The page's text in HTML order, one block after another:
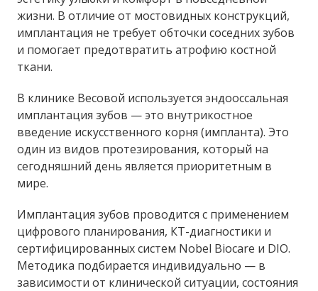
жизни. В отличие от мостовидных конструкций,
имплантация не требует обточки соседних зубов
и помогает предотвратить атрофию костной
ткани.
В клинике Весовой используется эндооссальная
имплантация зубов — это внутрикостное
введение искусственного корня (импланта). Это
один из видов протезирования, который на
сегодняшний день является приоритетным в
мире.
Имплантация зубов проводится с применением
цифрового планирования, КТ-диагностики и
сертифицированных систем Nobel Biocare и DIO.
Методика подбирается индивидуально — в
зависимости от клинической ситуации, состояния